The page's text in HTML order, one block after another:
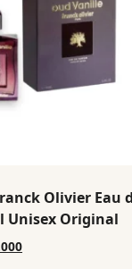
Olivier Eau
Unisex Original